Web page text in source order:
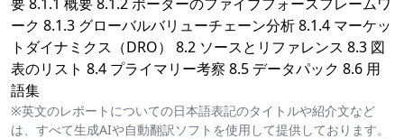
ーク 8.1.3 グローバルバリューチェーン分析 8.1.4 マーケッ
トダイナミクス（DRO） 8.2 ソースとリファレンス 8.3 図
表のリスト 8.4 プライマリー考察 8.5 データパック 8.6 用
語集
※英文のレポートについての日本語表記のタイトルや紹介文など
は、すべて生成AIや自動翻訳ソフトを使用して提供しております。